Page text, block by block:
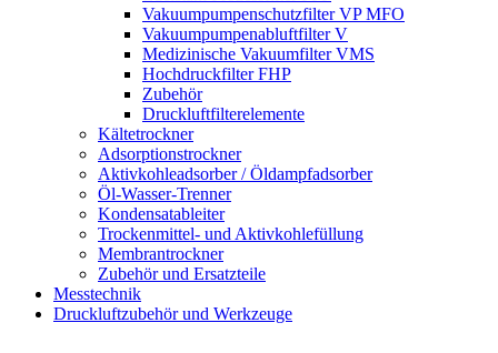
Vakuumpumpenschutzfilter VP MFO
Vakuumpumpenabluftfilter V
Medizinische Vakuumfilter VMS
Hochdruckfilter FHP
Zubehör
Druckluftfilterelemente
Kältetrockner
Adsorptionstrockner
Aktivkohleadsorber / Öldampfadsorber
Öl-Wasser-Trenner
Kondensatableiter
Trockenmittel- und Aktivkohlefüllung
Membrantrockner
Zubehör und Ersatzteile
Messtechnik
Druckluftzubehör und Werkzeuge